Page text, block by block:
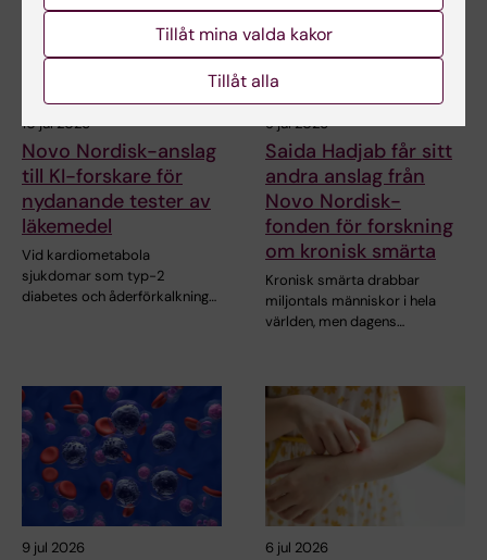
10 jul 2026
Novo Nordisk-anslag
till KI-forskare för
nydanande tester av
läkemedel
Vid kardiometabola
sjukdomar som typ-2
diabetes och åderförkalkning…
9 jul 2026
Saida Hadjab får sitt
andra anslag från
Novo Nordisk-
fonden för forskning
om kronisk smärta
Kronisk smärta drabbar
miljontals människor i hela
världen, men dagens…
9 jul 2026 6 jul 2026
Tillåt mina valda kakor
Tillåt alla